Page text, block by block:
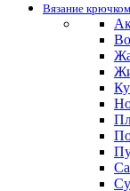
Вязание крючком